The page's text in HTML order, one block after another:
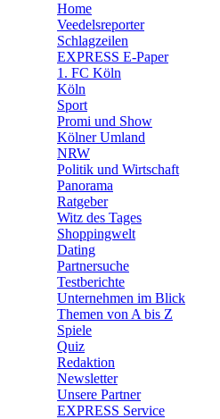
🛒 Shoppingwelt
Home
Veedelsreporter
Schlagzeilen
EXPRESS E-Paper
1. FC Köln
Köln
Sport
Promi und Show
Kölner Umland
NRW
Politik und Wirtschaft
Panorama
Ratgeber
Witz des Tages
Shoppingwelt
Dating
Partnersuche
Testberichte
Unternehmen im Blick
Themen von A bis Z
Spiele
Quiz
Redaktion
Newsletter
Unsere Partner
EXPRESS Service